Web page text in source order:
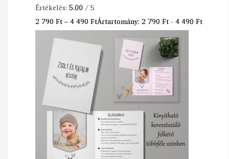
Értékelés:5.00/ 5
2 790Ft–4 490FtÁrtartomány: 2 790 Ft - 4 490 Ft